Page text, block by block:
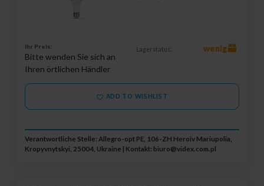
Ihr Preis:
Bitte wenden Sie sich an
Ihren örtlichen Händler
Lagerstatus: wenig
ADD TO WISHLIST
Verantwortliche Stelle: Allegro-opt PE, 106-ZH Heroiv Mariupolia,
Kropyvnytskyi, 25004, Ukraine | Kontakt: biuro@videx.com.pl